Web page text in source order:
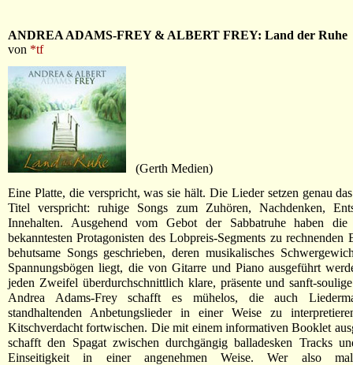
ANDREA ADAMS-FREY & ALBERT FREY: Land der Ruhe
von *tf
(Gerth Medien)
Eine Platte, die verspricht, was sie hält. Die Lieder setzen genau
Titel verspricht: ruhige Songs zum Zuhören, Nachdenken,
Innehalten. Ausgehend vom Gebot der Sabbatruhe haben
bekanntesten Protagonisten des Lobpreis-Segments zu rechnenden
behutsame Songs geschrieben, deren musikalisches
Spannungsbögen liegt, die von Gitarre und Piano ausgeführt
jeden Zweifel überdurchschnittlich klare, präsente und sanft-
Andrea Adams-Frey schafft es mühelos, die auch
standhaltenden Anbetungslieder in einer Weise zu
Kitschverdacht fortwischen. Die mit einem informativen Booklet
schafft den Spagat zwischen durchgängig balladesken Tracks
Einseitigkeit in einer angenehmen Weise. Wer also